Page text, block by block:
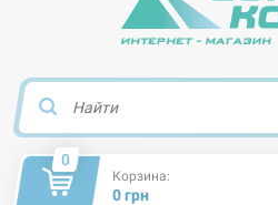
0
Корзина:
0 грн